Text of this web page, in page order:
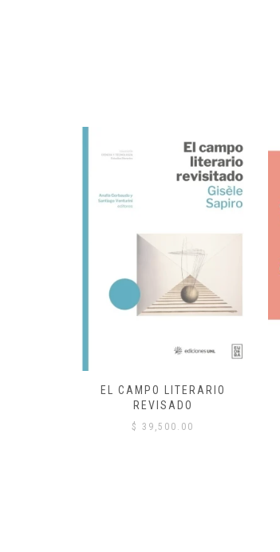
EL CAMPO LITERARIO
REVISADO
$ 39,500.00